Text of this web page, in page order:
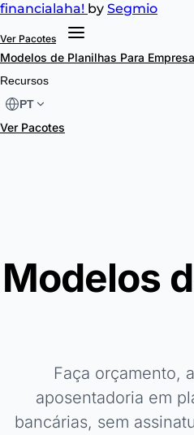
financialaha! by Segmio
Ver Pacotes
Modelos de Planilhas Para
Recursos
PT
Ver Pacotes
Modelos
Faça orçamento,
aposentadoria em
bancárias, sem